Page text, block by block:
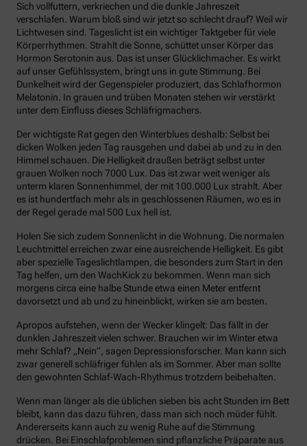
Sich vollfuttern, verkriechen und die dunkle Jahreszeit
verschlafen. Warum bloß sind wir jetzt so schlecht drauf? Weil wir
Lichtwesen sind. Tageslicht ist ein wichtiger Taktgeber für viele
Körperrhythmen. Strahlt die Sonne, schüttet unser Körper das
Hormon Serotonin aus. Das ist unser Glücklichmacher. Es wirkt
auf unser Gefühlssystem, bringt uns in gute Stimmung. Bei
Dunkelheit wird der Gegenspieler produziert, das Schlafhormon
Melatonin. In grauen und trüben Monaten stehen wir verstärkt
unter dem Einfluss dieses Schläfrigmachers.
Der wichtigste Rat gegen den Winterblues deshalb: Selbst bei
dicken Wolken jeden Tag rausgehen und dabei ab und zu in den
Himmel schauen. Die Helligkeit draußen beträgt selbst unter
grauen Wolken noch 7000 Lux. Das ist zwar weit weniger als
unterm klaren Sonnenhimmel, der mit 100.000 Lux strahlt. Aber
es ist hundertfach mehr als in geschlossenen Räumen, wo es in
der Regel gerade mal 500 Lux hell ist.
Holen Sie sich zudem Sonnenlicht in die Wohnung. Die normalen
Leuchtmittel erreichen zwar eine ausreichende Helligkeit. Es gibt
aber spezielle Tageslichtlampen, die besonders zum Start in den
Tag helfen, um den WachKick zu bekommen. Wenn man sich
morgens circa eine halbe Stunde etwa einen Meter entfernt
davorsetzt und ab und zu hineinblickt, wirken sie am besten.
Apropos aufstehen, wenn der Wecker klingelt: Das fällt in der
dunklen Jahreszeit vielen schwer. Brauchen wir im Winter etwa
mehr Schlaf? „Nein“, sagen Depressionsforscher. Man kann sich
zwar generell schläfriger fühlen als im Sommer. Aber man sollte
den gewohnten Schlaf-Wach-Rhythmus trotzdem beibehalten.
Wenn man länger als die üblichen sieben bis acht Stunden im Bett
bleibt, kann das dazu führen, dass man sich noch müder fühlt.
Andererseits kann auch zu wenig Ruhe auf die Stimmung
drücken. Bei Einschlafproblemen sind pflanzliche Präparate aus